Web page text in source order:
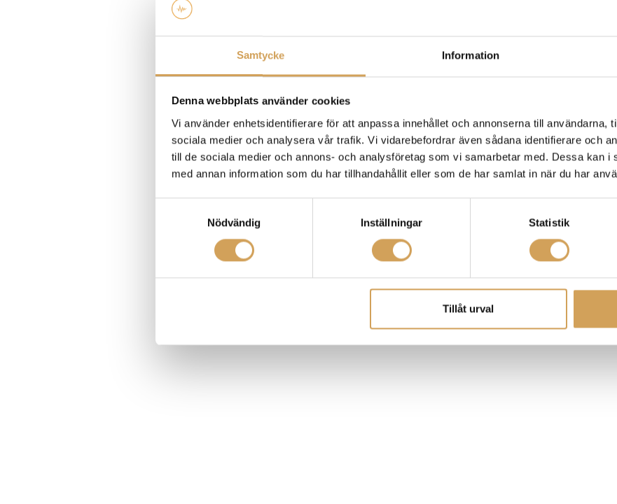
Samtycke Information
Denna webbplats använder cookies
Vi använder enhetsidentifierare för att anpassa innehållet och annonserna till användarna,
sociala medier och analysera vår trafik. Vi vidarebefordrar även sådana identifierare och
till de sociala medier och annons- och analysföretag som vi samarbetar med. Dessa kan i
med annan information som du har tillhandahållit eller som de har samlat in när du har
Nödvändig
Inställningar Statistik
Tillåt urval